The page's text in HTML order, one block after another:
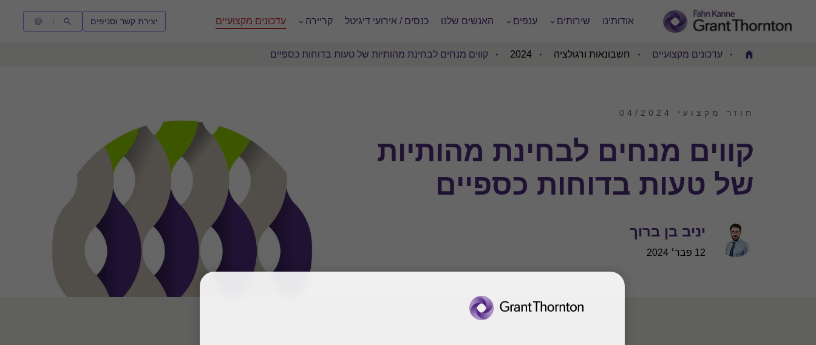
אודותינו שירותים ענפים האנשים שלנו כנסים / אירועי דיגיטל קריירה עדכונים מקצועיים יצירת קשר וסניפים
Home
עדכונים מקצועיים חשבונאות ורגולציה 2024 קווים מנחים לבחינת מהותיות של טעות בדוחות כספיים
חוזר מקצועי 04/2024
קווים מנחים לבחינת מהותיות
של טעות בדוחות כספיים
יניב בן ברוך
12 פבר׳ 2024